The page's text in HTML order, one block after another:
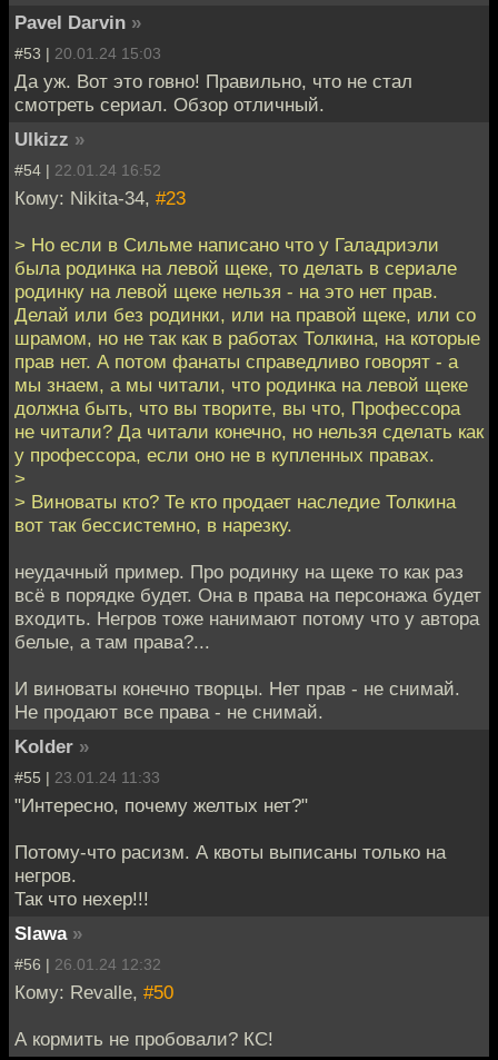
Pavel Darvin »
#53 | 20.01.24 15:03
Да уж. Вот это говно! Правильно, что не стал
смотреть сериал. Обзор отличный.
Ulkizz »
#54 | 22.01.24 16:52
Кому: Nikita-34, #23
> Но если в Сильме написано что у Галадриэли
была родинка на левой щеке, то делать в сериале
родинку на левой щеке нельзя - на это нет прав.
Делай или без родинки, или на правой щеке, или со
шрамом, но не так как в работах Толкина, на которые
прав нет. А потом фанаты справедливо говорят - а
мы знаем, а мы читали, что родинка на левой щеке
должна быть, что вы творите, вы что, Профессора
не читали? Да читали конечно, но нельзя сделать как
у профессора, если оно не в купленных правах.
>
> Виноваты кто? Те кто продает наследие Толкина
вот так бессистемно, в нарезку.
неудачный пример. Про родинку на щеке то как раз
всё в порядке будет. Она в права на персонажа будет
входить. Негров тоже нанимают потому что у автора
белые, а там права?...
И виноваты конечно творцы. Нет прав - не снимай.
Не продают все права - не снимай.
Kolder »
#55 | 23.01.24 11:33
"Интересно, почему желтых нет?"
Потому-что расизм. А квоты выписаны только на
негров.
Так что нехер!!!
Slawa »
#56 | 26.01.24 12:32
Кому: Revalle, #50
А кормить не пробовали? КС!